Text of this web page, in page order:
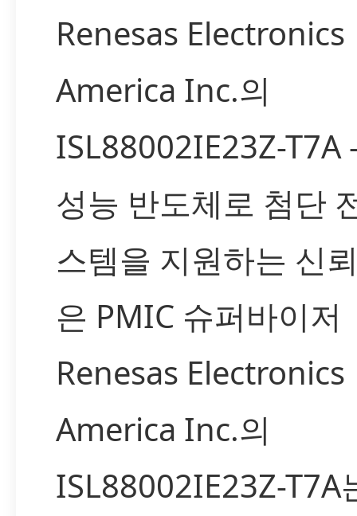
Renesas Electronics
America Inc.의
ISL88002IE23Z-
성능 반도체로 첨단
스템을 지원하는 신
은 PMIC 슈퍼바이저
Renesas Electronics
America Inc.의
ISL88002IE23Z-T7A